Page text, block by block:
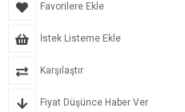
Favorilere Ekle
İstek Listeme Ekle
Karşılaştır
Fiyat Düşünce Haber Ver